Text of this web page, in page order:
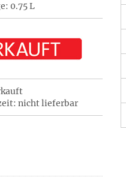
0.75 L
nicht lieferbar